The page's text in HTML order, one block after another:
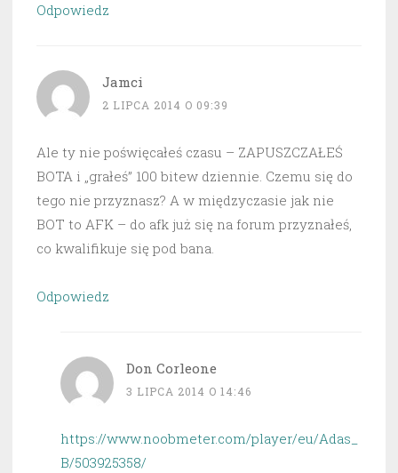
Odpowiedz
Jamci
2 LIPCA 2014 O 09:39
Ale ty nie poświęcałeś czasu – ZAPUSZCZAŁEŚ
BOTA i „grałeś” 100 bitew dziennie. Czemu się do
tego nie przyznasz? A w międzyczasie jak nie
BOT to AFK – do afk już się na forum przyznałeś,
co kwalifikuje się pod bana.
Odpowiedz
Don Corleone
3 LIPCA 2014 O 14:46
https://www.noobmeter.com/player/eu/Adas_
B/503925358/